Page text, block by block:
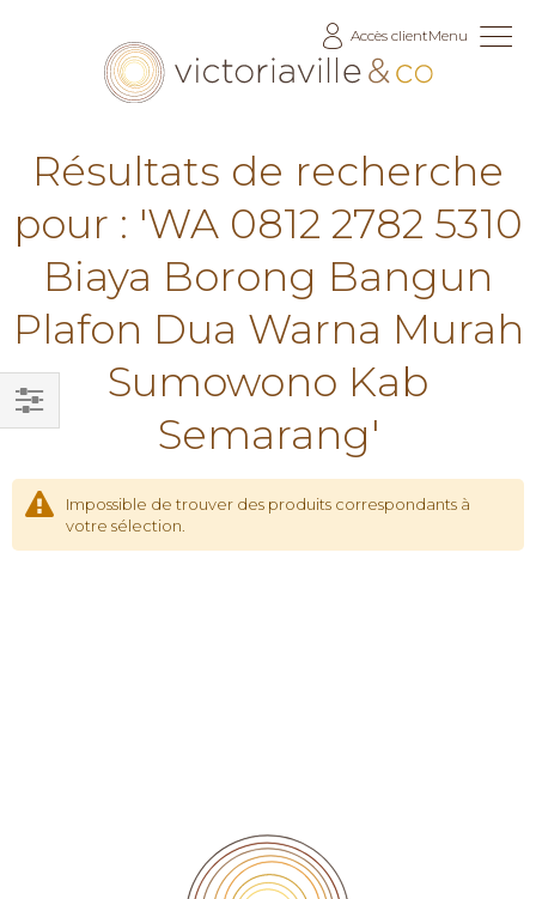
Accès clientMenu
Résultats de recherche
pour : 'WA 0812 2782 5310
Biaya Borong Bangun
Plafon Dua Warna Murah
Sumowono Kab
Semarang'
Impossible de trouver des produits correspondants à
votre sélection.
Filtrer